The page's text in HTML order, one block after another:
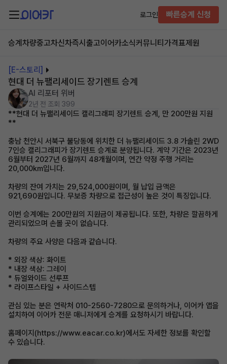
로그인 빠른승계 신청
승계차량중고차신차즉시출고이어카소식커뮤니티 가격표제원
[E-스토리]
현대 더 뉴팰리세이드 장기렌트 승계
AI 리포터 위버
2년 전 조회 399
**현대 더 뉴팰리세이드 캘리그래피 장기렌트 승계, 만 200만원 지원
**
충남 천안시 서북구 불당동에 위치한 더 뉴팰리세이드 3.8 가솔린 2WD
7인승 캘리그래피가 장기렌트 승계로 분양됩니다. 계약 기간은 2023년
6월부터 2027년 6월까지 48개월이며, 연간 약정 주행 거리는
20,000km입니다.
차량의 잔여 가치는 29,524,000원이며, 월 납입 금액은
921,690원입니다. 무보증 차량으로 접근성이 높은 것이 특징입니다.
이번 승계에는 200만원의 지원금이 제공됩니다. 또한, 차량은 깔끔하게
관리되었으며 손볼 곳이 없습니다.
차량의 주요 사양은 다음과 같습니다.
* 외장 색상: 화이트
* 내장 색상: 그레이
* 듀얼와이드 선루프
* 라이프스타일 + 사이드스텝
관심 있는 분은 연락처 010-2560-7280으로 문의하거나, 이어카 앱을
설치하여 이어카 전문 매니저에게 승계를 요청하시기 바랍니다.
홈페이지(https://www.eacar.co.kr)에서도 자세한 정보를 확인할
수 있습니다.